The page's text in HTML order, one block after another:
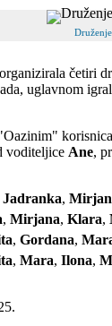
četiri
uglavnom
voditeljice Ane,
Jadranka,
, Mirjana, Klara,
, Gordana,
, Mara, Ilona,